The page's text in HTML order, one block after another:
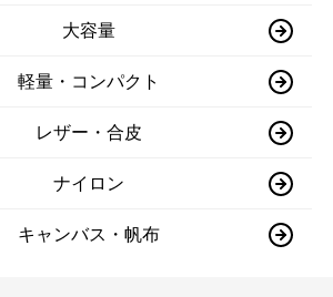
大容量
軽量・コンパクト
レザー・合皮
ナイロン
キャンバス・帆布